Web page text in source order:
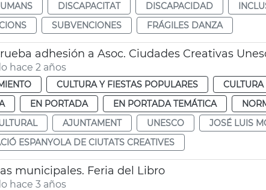
DISCAPACITAT DISCAPACIDAD
SUBVENCIONES FRÁGILES DANZA
adhesión a Asoc. Ciudades Creativas
hace 2 años
CULTURA Y FIESTAS POPULARES CULTURA
EN PORTADA EN PORTADA TEMÁTICA
AJUNTAMENT UNESCO
JOSÉ LUIS
ESPANYOLA DE CIUTATS CREATIVES
municipales. Feria del Libro
hace 3 años